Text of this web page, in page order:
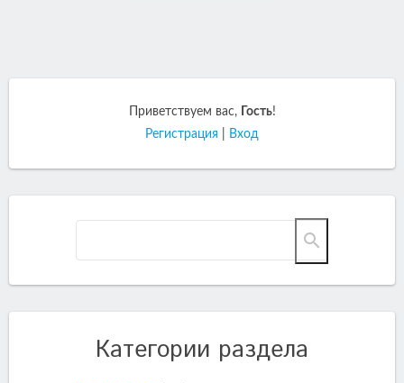
Приветствуем вас, Гость!
Регистрация
Вход
Категории раздела